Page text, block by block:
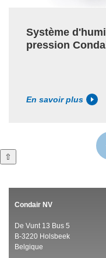
Système
pression
En savoir plus
⇧
Condair NV
De Vunt 13 Bus 5
B-3220 Holsbeek
Belgique